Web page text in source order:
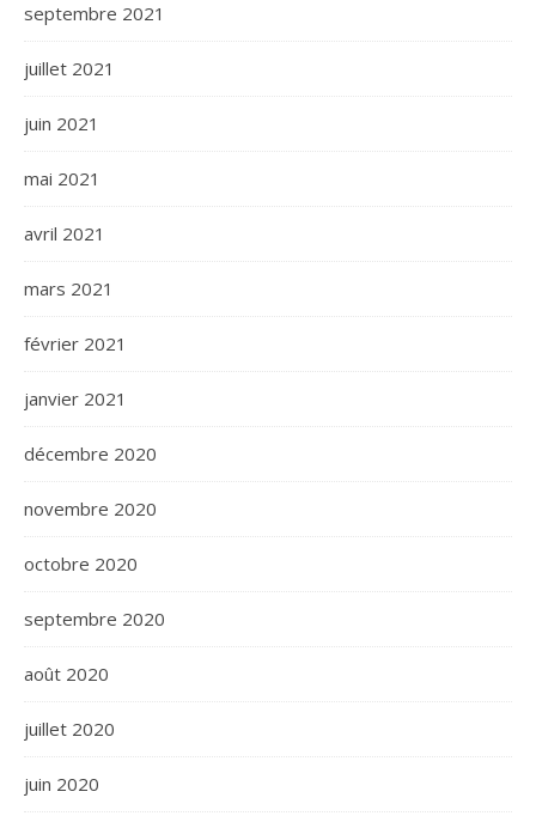
septembre 2021
juillet 2021
juin 2021
mai 2021
avril 2021
mars 2021
février 2021
janvier 2021
décembre 2020
novembre 2020
octobre 2020
septembre 2020
août 2020
juillet 2020
juin 2020